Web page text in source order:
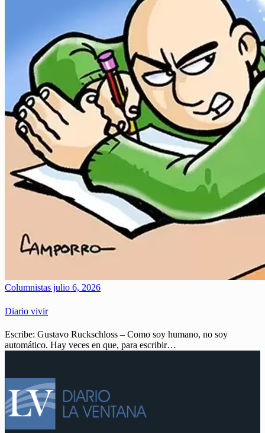
Columnistas julio 6, 2026
Diario vivir
Escribe: Gustavo Ruckschloss – Como soy humano, no soy
automático. Hay veces en que, para escribir…